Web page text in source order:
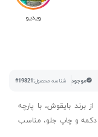
ویدیو
موجود شناسه محصول:#19821
پولوشرت جودون سفید آئودی Powered by Audi از برند بایقوش، با پارچه
دکمه و چاپ جلو، مناسب